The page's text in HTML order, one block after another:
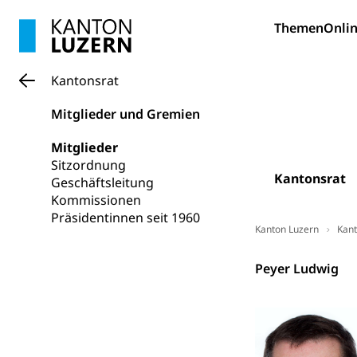
Themen
Kantonsrat
Kantonsrat
Mitglieder und Gremien
Mitglieder
Sitzordnung
Geschäftsleitung
Kommissionen
Präsidentinnen seit 1960
Kanton Luzern
Kantonsrat
Peyer Ludwig
Kirche,
Armee